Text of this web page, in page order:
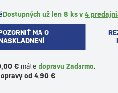
Dostupných už len 8 ks v4
MA O
€ máte dopravu Zadarmo.
od 4,90 €